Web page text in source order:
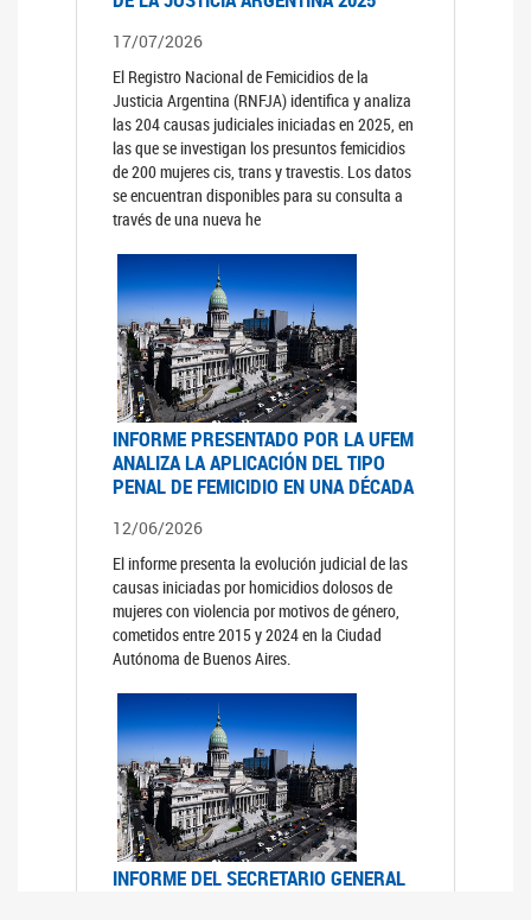
17/07/2026
El Registro Nacional de Femicidios de la
Justicia Argentina (RNFJA) identifica y analiza
las 204 causas judiciales iniciadas en 2025, en
las que se investigan los presuntos femicidios
de 200 mujeres cis, trans y travestis. Los datos
se encuentran disponibles para su consulta a
través de una nueva he
INFORME PRESENTADO POR LA UFEM
ANALIZA LA APLICACIÓN DEL TIPO
PENAL DE FEMICIDIO EN UNA DÉCADA
12/06/2026
El informe presenta la evolución judicial de las
causas iniciadas por homicidios dolosos de
mujeres con violencia por motivos de género,
cometidos entre 2015 y 2024 en la Ciudad
Autónoma de Buenos Aires.
INFORME DEL SECRETARIO GENERAL